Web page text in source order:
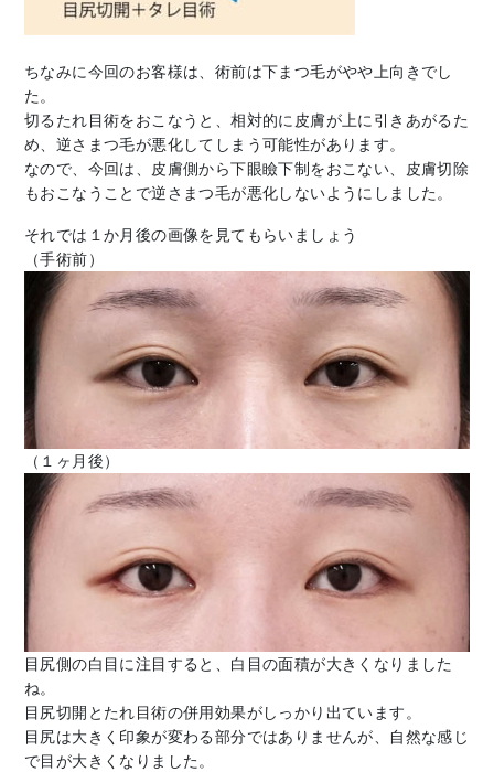
ちなみに今回のお客様は、術前は下まつ毛がやや上向きでし
た。
切るたれ目術をおこなうと、相対的に皮膚が上に引きあがるた
め、逆さまつ毛が悪化してしまう可能性があります。
なので、今回は、皮膚側から下眼瞼下制をおこない、皮膚切除
もおこなうことで逆さまつ毛が悪化しないようにしました。
それでは１か月後の画像を見てもらいましょう
（手術前）
（１ヶ月後）
目尻側の白目に注目すると、白目の面積が大きくなりました
ね。
目尻切開とたれ目術の併用効果がしっかり出ています。
目尻は大きく印象が変わる部分ではありませんが、自然な感じ
で目が大きくなりました。